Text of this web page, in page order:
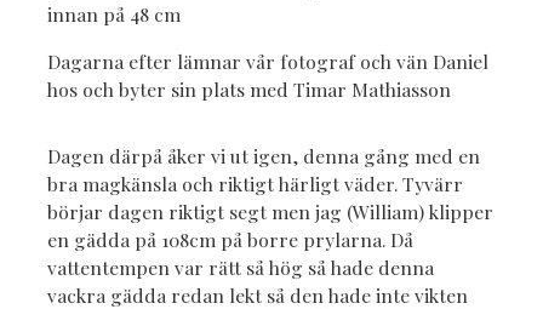
innan på 48 cm
Dagarna efter lämnar vår fotograf och vän Daniel
hos och byter sin plats med Timar Mathiasson
Dagen därpå åker vi ut igen, denna gång med en
bra magkänsla och riktigt härligt väder. Tyvärr
börjar dagen riktigt segt men jag (William) klipper
en gädda på 108cm på borre prylarna. Då
vattentempen var rätt så hög så hade denna
vackra gädda redan lekt så den hade inte vikten